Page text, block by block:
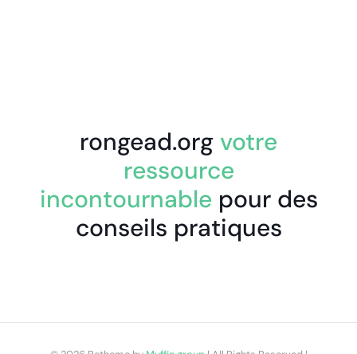
rongead.org votre
ressource
incontournable pour des
conseils pratiques